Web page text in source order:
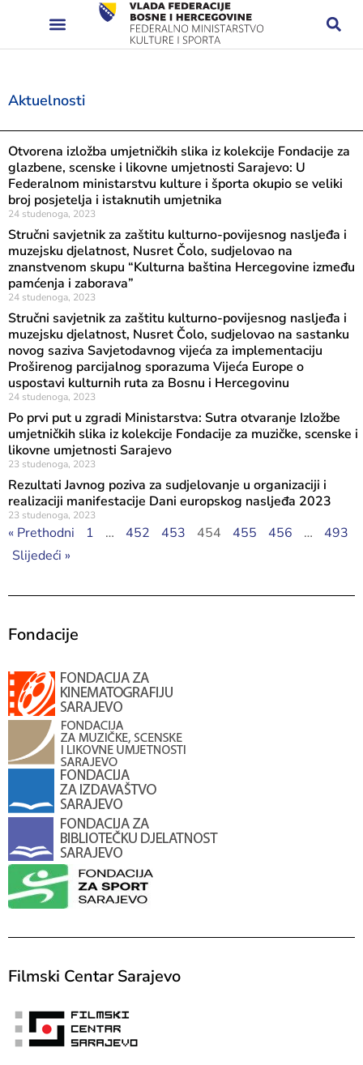
Aktuelnosti
Otvorena izložba umjetničkih slika iz kolekcije Fondacije za
glazbene, scenske i likovne umjetnosti Sarajevo: U
Federalnom ministarstvu kulture i športa okupio se veliki
broj posjetelja i istaknutih umjetnika
24 studenoga, 2023
Stručni savjetnik za zaštitu kulturno-povijesnog nasljeđa i
muzejsku djelatnost, Nusret Čolo, sudjelovao na
znanstvenom skupu “Kulturna baština Hercegovine između
pamćenja i zaborava”
24 studenoga, 2023
Stručni savjetnik za zaštitu kulturno-povijesnog nasljeđa i
muzejsku djelatnost, Nusret Čolo, sudjelovao na sastanku
novog saziva Savjetodavnog vijeća za implementaciju
Proširenog parcijalnog sporazuma Vijeća Europe o
uspostavi kulturnih ruta za Bosnu i Hercegovinu
24 studenoga, 2023
Po prvi put u zgradi Ministarstva: Sutra otvaranje Izložbe
umjetničkih slika iz kolekcije Fondacije za muzičke, scenske i
likovne umjetnosti Sarajevo
23 studenoga, 2023
Rezultati Javnog poziva za sudjelovanje u organizaciji i
realizaciji manifestacije Dani europskog nasljeđa 2023
23 studenoga, 2023
« Prethodni 1 … 452 453 454 455 456 …
493
Slijedeći »
Fondacije
Filmski Centar Sarajevo